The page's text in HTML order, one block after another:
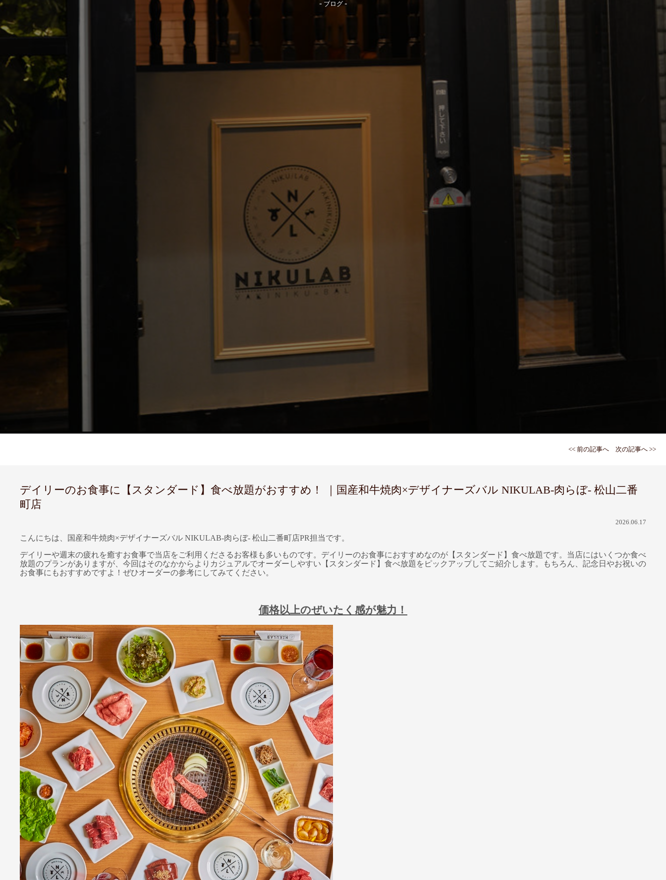
- ブログ -
<< 前の記事へ 次の記事へ >>
デイリーのお食事に【スタンダード】食べ放題がおすすめ！ ｜国産和牛焼肉×デザイナーズバル NIKULAB-肉らぼ- 松山二番
町店
2026.06.17
こんにちは、国産和牛焼肉×デザイナーズバル NIKULAB-肉らぼ- 松山二番町店PR担当です。
デイリーや週末の疲れを癒すお食事で当店をご利用くださるお客様も多いものです。デイリーのお食事におすすめなのが【スタンダード】食べ放題です。当店にはいくつか食べ
放題のプランがありますが、今回はそのなかからよりカジュアルでオーダーしやすい【スタンダード】食べ放題をピックアップしてご紹介します。もちろん、記念日やお祝いの
お食事にもおすすめですよ！ぜひオーダーの参考にしてみてください。
価格以上のぜいたく感が魅力！